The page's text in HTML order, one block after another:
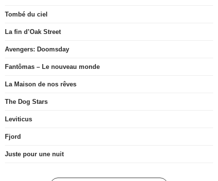
Tombé du ciel
La fin d’Oak Street
Avengers: Doomsday
Fantômas – Le nouveau monde
La Maison de nos rêves
The Dog Stars
Leviticus
Fjord
Juste pour une nuit